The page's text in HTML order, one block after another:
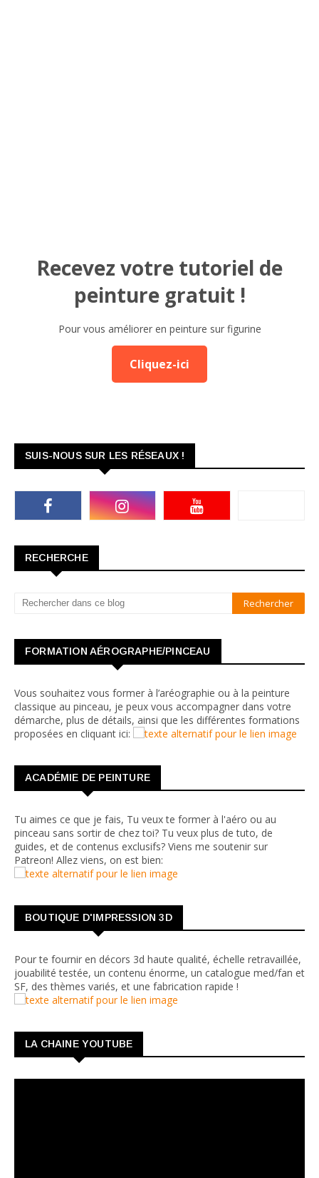
Recevez votre tutoriel de
peinture gratuit !
Pour vous améliorer en peinture sur figurine
Cliquez-ici
SUIS-NOUS SUR LES RÉSEAUX !
RECHERCHE
FORMATION AÉROGRAPHE/PINCEAU
Vous souhaitez vous former à l’aréographie ou à la peinture
classique au pinceau, je peux vous accompagner dans votre
démarche, plus de détails, ainsi que les différentes formations
proposées en cliquant ici:
ACADÉMIE DE PEINTURE
Tu aimes ce que je fais, Tu veux te former à l'aéro ou au
pinceau sans sortir de chez toi? Tu veux plus de tuto, de
guides, et de contenus exclusifs? Viens me soutenir sur
Patreon! Allez viens, on est bien:
BOUTIQUE D'IMPRESSION 3D
Pour te fournir en décors 3d haute qualité, échelle retravaillée,
jouabilité testée, un contenu énorme, un catalogue med/fan et
SF, des thèmes variés, et une fabrication rapide !
LA CHAINE YOUTUBE